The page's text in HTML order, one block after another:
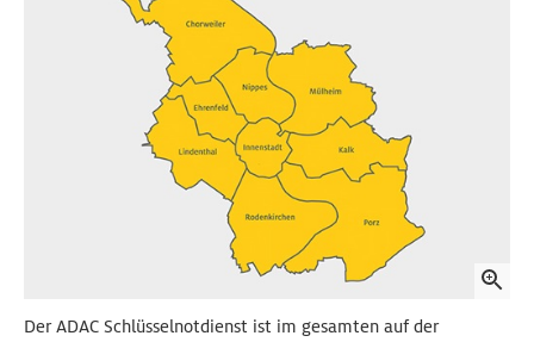
Der ADAC Schlüsselnotdienst ist im gesamten auf der